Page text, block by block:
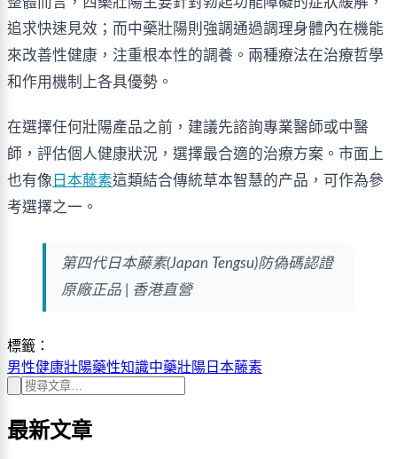
追求快速見效；而中藥壯陽則強調通過調理身體內在機能
來改善性健康，注重根本性的調養。兩種療法在治療哲學
和作用機制上各具優勢。
在選擇任何壯陽產品之前，建議先諮詢專業醫師或中醫
師，評估個人健康狀況，選擇最合適的治療方案。市面上
也有像 日本藤素這類結合傳統草本智慧的产品，可作為參
考選擇之一。
第四代日本藤素(Japan Tengsu)防偽碼認證
原廠正品 | 香港直營
標籤：
男性健康壯陽藥性知識中藥壯陽 日本藤素
最新文章